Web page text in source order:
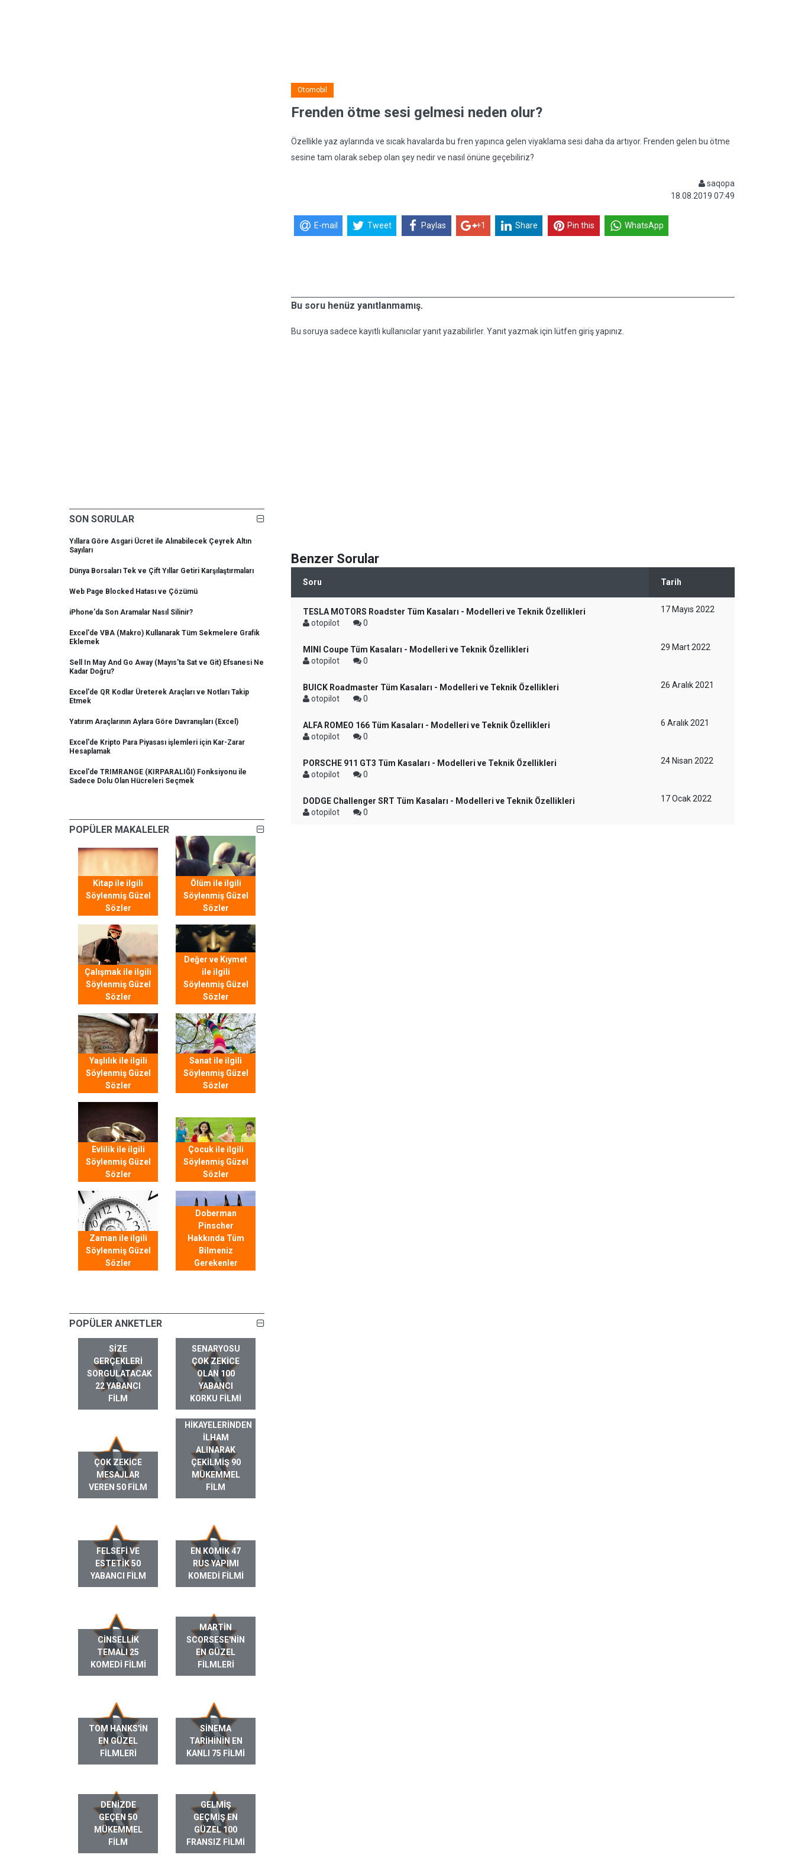
SON SORULAR
Yıllara Göre Asgari Ücret ile Alınabilecek Çeyrek Altın
Sayıları
Dünya Borsaları Tek ve Çift Yıllar Getiri Karşılaştırmaları
Web Page Blocked Hatası ve Çözümü
iPhone'da Son Aramalar Nasıl Silinir?
Excel'de VBA (Makro) Kullanarak Tüm Sekmelere Grafik
Eklemek
Sell In May And Go Away (Mayıs'ta Sat ve Git) Efsanesi Ne
Kadar Doğru?
Excel'de QR Kodlar Üreterek Araçları ve Notları Takip
Etmek
Yatırım Araçlarının Aylara Göre Davranışları (Excel)
Excel'de Kripto Para Piyasası işlemleri için Kar-Zarar
Hesaplamak
Excel'de TRIMRANGE (KIRPARALIĞI) Fonksiyonu ile
Sadece Dolu Olan Hücreleri Seçmek
POPÜLER MAKALELER
Kitap ile ilgili
Söylenmiş Güzel
Sözler
Ölüm ile ilgili
Söylenmiş Güzel
Sözler
Çalışmak ile ilgili
Söylenmiş Güzel
Sözler
Değer ve Kıymet
ile ilgili
Söylenmiş Güzel
Sözler
Yaşlılık ile ilgili
Söylenmiş Güzel
Sözler
Sanat ile ilgili
Söylenmiş Güzel
Sözler
Evlilik ile ilgili
Söylenmiş Güzel
Sözler
Çocuk ile ilgili
Söylenmiş Güzel
Sözler
Zaman ile ilgili
Söylenmiş Güzel
Sözler
Doberman
Pinscher
Hakkında Tüm
Bilmeniz
Gerekenler
POPÜLER ANKETLER
SIZE
GERÇEKLERI
SORGULATACAK
22 YABANCI
FILM
SENARYOSU
ÇOK ZEKICE
OLAN 100
YABANCI
KORKU FILMI
ÇOK ZEKICE
MESAJLAR
VEREN 50 FILM
GERÇEK HAYAT
HIKAYELERINDEN
ILHAM
ALINARAK
ÇEKILMIŞ 90
MÜKEMMEL
FILM
FELSEFI VE
ESTETIK 50
YABANCI FILM
EN KOMIK 47
RUS YAPIMI
KOMEDI FILMI
CINSELLIK
TEMALI 25
KOMEDI FILMI
MARTIN
SCORSESE'NIN
EN GÜZEL
FILMLERI
TOM HANKS'IN
EN GÜZEL
FILMLERI
SINEMA
TARIHININ EN
KANLI 75 FILMI
DENIZDE
GEÇEN 50
MÜKEMMEL
FILM
GELMIŞ
GEÇMIŞ EN
GÜZEL 100
FRANSIZ FILMI
Otomobil
Frenden ötme sesi gelmesi neden olur?
Özellikle yaz aylarında ve sıcak havalarda bu fren yapınca gelen viyaklama sesi daha da artıyor. Frenden gelen bu ötme
sesine tam olarak sebep olan şey nedir ve nasıl önüne geçebiliriz?
saqopa
18.08.2019 07:49
E-mail Tweet Paylas +1 Share Pin this WhatsApp
Bu soru henüz yanıtlanmamış.
Bu soruya sadece kayıtlı kullanıcılar yanıt yazabilirler. Yanıt yazmak için lütfen giriş yapınız.
Benzer Sorular
Soru Tarih
TESLA MOTORS Roadster Tüm Kasaları - Modelleri ve Teknik Özellikleri
otopilot
0
17 Mayıs 2022
MINI Coupe Tüm Kasaları - Modelleri ve Teknik Özellikleri
otopilot
0
29 Mart 2022
BUICK Roadmaster Tüm Kasaları - Modelleri ve Teknik Özellikleri
otopilot
0
26 Aralık 2021
ALFA ROMEO 166 Tüm Kasaları - Modelleri ve Teknik Özellikleri
otopilot
0
6 Aralık 2021
PORSCHE 911 GT3 Tüm Kasaları - Modelleri ve Teknik Özellikleri
otopilot
0
24 Nisan 2022
DODGE Challenger SRT Tüm Kasaları - Modelleri ve Teknik Özellikleri
otopilot
0
17 Ocak 2022